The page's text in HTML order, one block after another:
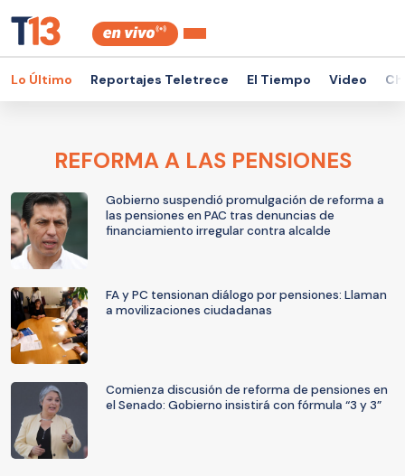
Lo Último Reportajes Teletrece El Tiempo Video
REFORMA A LAS PENSIONES
Gobierno suspendió promulgación de reforma a
las pensiones en PAC tras denuncias de
financiamiento irregular contra alcalde
FA y PC tensionan diálogo por pensiones: Llaman
a movilizaciones ciudadanas
Comienza discusión de reforma de pensiones en
el Senado: Gobierno insistirá con fórmula “3 y 3”